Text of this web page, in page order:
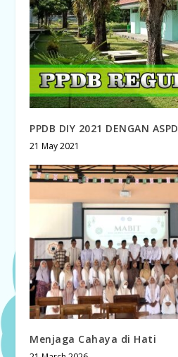
PPDB DIY 2021 DENGAN ASPD
21 May 2021
Menjaga Cahaya di Hati